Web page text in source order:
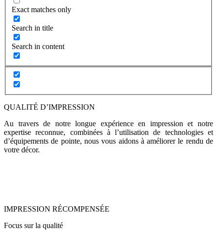
Exact matches only
Search in title
Search in content
QUALITÉ D’IMPRESSION
Au travers de notre longue expérience en impression et notre
expertise reconnue, combinées à l’utilisation de technologies et
d’équipements de pointe, nous vous aidons à améliorer le rendu de
votre décor.
IMPRESSION RÉCOMPENSÉE
Focus sur la qualité